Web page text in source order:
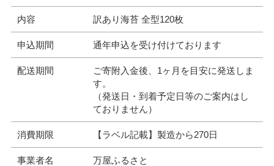
内容 訳あり海苔 全型120枚
申込期間 通年申込を受け付けております
配送期間
ご寄附入金後、1ヶ月を目安に発送しま
す。
（発送日・到着予定日等のご案内はし
ておりません）
消費期限 【ラベル記載】製造から270日
事業者名 万屋ふるさと